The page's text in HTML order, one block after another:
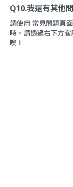
Q10.我還有其他
請使用 常見問題頁面
時，請透過右下方客
噢！